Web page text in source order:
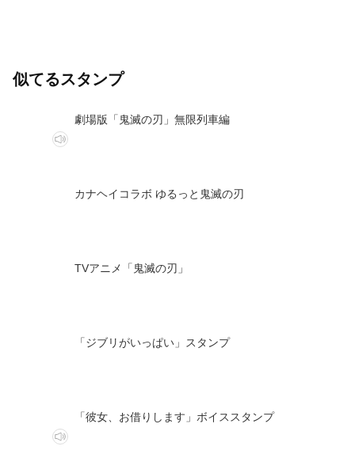
似てるスタンプ
劇場版「鬼滅の刃」無限列車編
カナヘイコラボ ゆるっと鬼滅の刃
TVアニメ「鬼滅の刃」
「ジブリがいっぱい」スタンプ
「彼女、お借りします」ボイススタンプ